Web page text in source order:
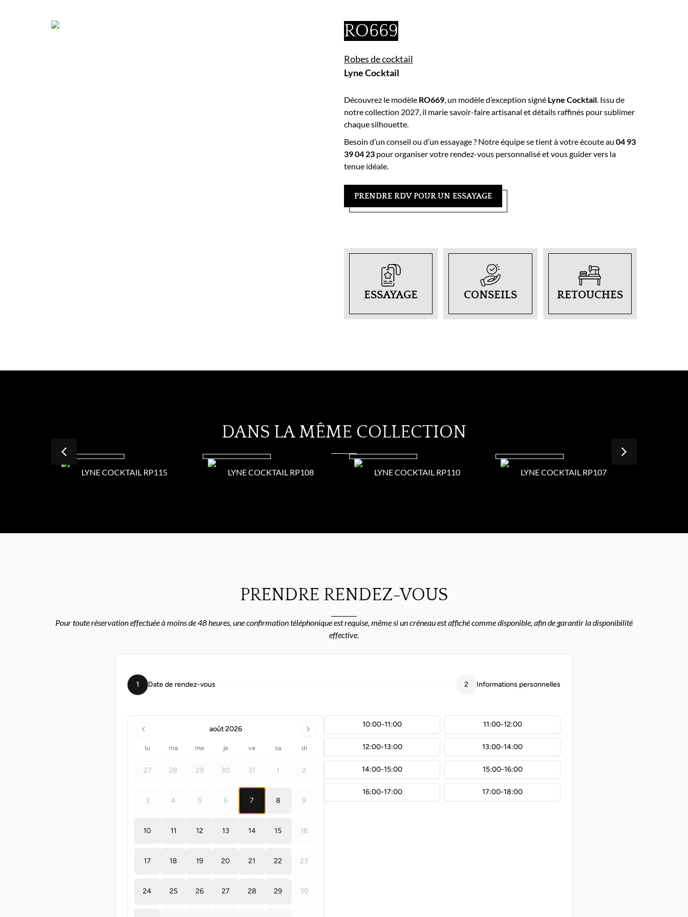
RO669
Robes de cocktail
Lyne Cocktail
Découvrez le modèle RO669, un modèle d’exception signé Lyne Cocktail. Issu de
notre collection 2027, il marie savoir-faire artisanal et détails raffinés pour sublimer
chaque silhouette.
Besoin d’un conseil ou d’un essayage ? Notre équipe se tient à votre écoute au 04 93
39 04 23 pour organiser votre rendez-vous personnalisé et vous guider vers la
tenue idéale.
PRENDRE RDV POUR UN ESSAYAGE
ESSAYAGE CONSEILS RETOUCHES
DANS LA MÊME COLLECTION
LYNE COCKTAIL RP115 LYNE COCKTAIL RP108 LYNE COCKTAIL RP110 LYNE COCKTAIL RP107
PRENDRE RENDEZ-VOUS
Pour toute réservation effectuée à moins de 48 heures, une confirmation téléphonique est requise, même si un créneau est affiché comme disponible, afin de garantir la disponibilité
effective.